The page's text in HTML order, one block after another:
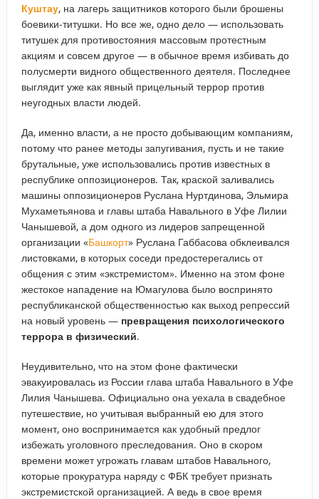
Куштау, на лагерь защитников которого были брошены
боевики-титушки. Но все же, одно дело — использовать
титушек для противостояния массовым протестным
акциям и совсем другое — в обычное время избивать до
полусмерти видного общественного деятеля. Последнее
выглядит уже как явный прицельный террор против
неугодных власти людей.
Да, именно власти, а не просто добывающим компаниям,
потому что ранее методы запугивания, пусть и не такие
брутальные, уже использовались против известных в
республике оппозиционеров. Так, краской заливались
машины оппозиционеров Руслана Нуртдинова, Эльмира
Мухаметьянова и главы штаба Навального в Уфе Лилии
Чанышевой, а дом одного из лидеров запрещенной
организации «Башкорт» Руслана Габбасова обклеивался
листовками, в которых соседи предостерегались от
общения с этим «экстремистом». Именно на этом фоне
жестокое нападение на Юмагулова было воспринято
республиканской общественностью как выход репрессий
на новый уровень — превращения психологического
террора в физический.
Неудивительно, что на этом фоне фактически
эвакуировалась из России глава штаба Навального в Уфе
Лилия Чанышева. Официально она уехала в свадебное
путешествие, но учитывая выбранный ею для этого
момент, оно воспринимается как удобный предлог
избежать уголовного преследования. Оно в скором
времени может угрожать главам штабов Навального,
которые прокуратура наряду с ФБК требует признать
экстремистской организацией. А ведь в свое время